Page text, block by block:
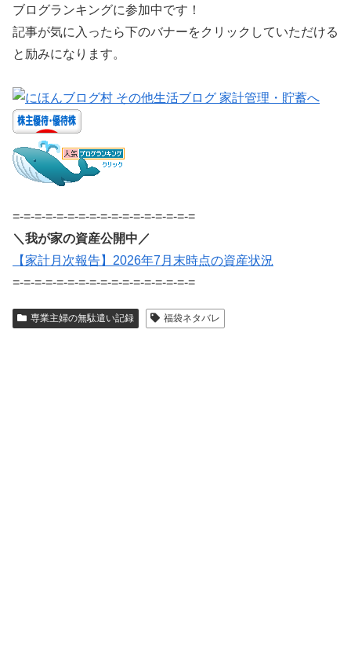
ブログランキングに参加中です！
記事が気に入ったら下のバナーをクリックしていただける
と励みになります。
=-=-=-=-=-=-=-=-=-=-=-=-=-=-=-=-=
＼我が家の資産公開中／
【家計月次報告】2026年7月末時点の資産状況
=-=-=-=-=-=-=-=-=-=-=-=-=-=-=-=-=
専業主婦の無駄遣い記録 福袋ネタバレ